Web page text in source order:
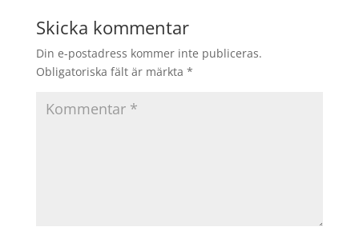
Skicka kommentar
Din e-postadress kommer inte publiceras.
Obligatoriska fält är märkta *